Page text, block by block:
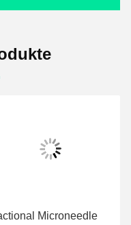
Microneedle